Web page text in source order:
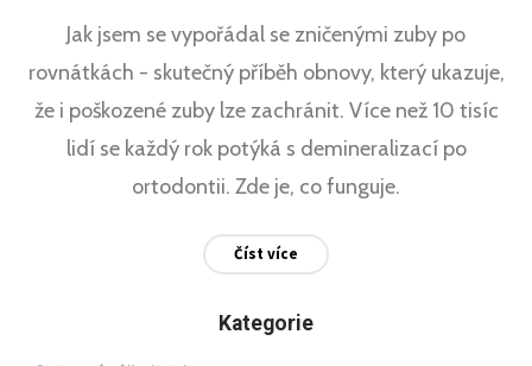
Jak jsem se vypořádal se zničenými zuby po
rovnátkách - skutečný příběh obnovy, který ukazuje,
že i poškozené zuby lze zachránit. Více než 10 tisíc
lidí se každý rok potýká s demineralizací po
ortodontii. Zde je, co funguje.
Číst více
Kategorie